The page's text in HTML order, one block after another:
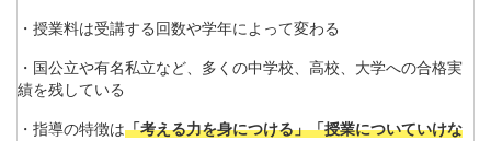
・授業料は受講する回数や学年によって変わる
・国公立や有名私立など、多くの中学校、高校、大学への合格実
績を残している
・指導の特徴は「考える力を身につける」「授業についていけな